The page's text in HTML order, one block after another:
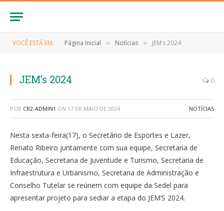
VOCÊ ESTÁ EM: Página Inicial » Notícias » JEM’s 2024
JEM’s 2024 0
POR CR2-ADMIN1 ON 17 DE MAIO DE 2024 NOTÍCIAS
Nesta sexta-feira(17), o Secretário de Esportes e Lazer,
Renato Ribeiro juntamente com sua equipe, Secretaria de
Educação, Secretaria de Juventude e Turismo, Secretaria de
Infraestrutura e Urbanismo, Secretaria de Administração e
Conselho Tutelar se reúnem com equipe da Sedel para
apresentar projeto para sediar a etapa do JEM’S 2024.